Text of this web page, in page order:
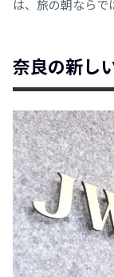
は、旅の朝ならで
奈良の新し